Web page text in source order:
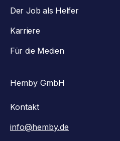
Der Job als Helfer
Karriere
Für die Medien
Hemby GmbH
Kontakt
info@hemby.de